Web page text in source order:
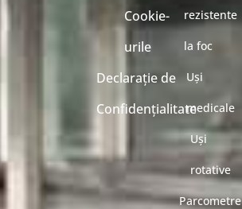
Cookie-
urile
Declarație de
Confidențialitate
rezistente
la foc
Uși
medicale
Uși
rotative
Parcometre